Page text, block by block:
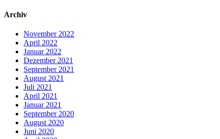
Archiv
November 2022
April 2022
Januar 2022
Dezember 2021
September 2021
August 2021
Juli 2021
April 2021
Januar 2021
September 2020
August 2020
Juni 2020